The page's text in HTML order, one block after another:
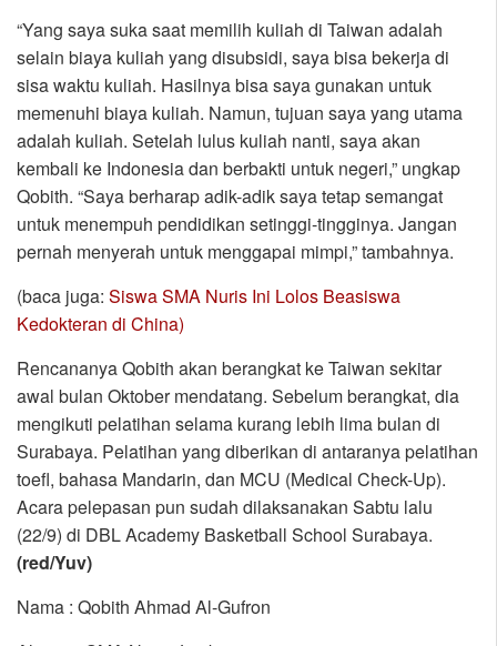
“Yang saya suka saat memilih kuliah di Taiwan adalah
selain biaya kuliah yang disubsidi, saya bisa bekerja di
sisa waktu kuliah. Hasilnya bisa saya gunakan untuk
memenuhi biaya kuliah. Namun, tujuan saya yang utama
adalah kuliah. Setelah lulus kuliah nanti, saya akan
kembali ke Indonesia dan berbakti untuk negeri,” ungkap
Qobith. “Saya berharap adik-adik saya tetap semangat
untuk menempuh pendidikan setinggi-tingginya. Jangan
pernah menyerah untuk menggapai mimpi,” tambahnya.
(baca juga: Siswa SMA Nuris Ini Lolos Beasiswa
Kedokteran di China)
Rencananya Qobith akan berangkat ke Taiwan sekitar
awal bulan Oktober mendatang. Sebelum berangkat, dia
mengikuti pelatihan selama kurang lebih lima bulan di
Surabaya. Pelatihan yang diberikan di antaranya pelatihan
toefl, bahasa Mandarin, dan MCU (Medical Check-Up).
Acara pelepasan pun sudah dilaksanakan Sabtu lalu
(22/9) di DBL Academy Basketball School Surabaya.
(red/Yuv)
Nama : Qobith Ahmad Al-Gufron